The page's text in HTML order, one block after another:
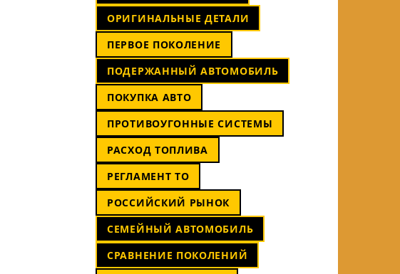
ОРИГИНАЛЬНЫЕ ДЕТАЛИ
ПЕРВОЕ ПОКОЛЕНИЕ
ПОДЕРЖАННЫЙ АВТОМОБИЛЬ
ПОКУПКА АВТО
ПРОТИВОУГОННЫЕ СИСТЕМЫ
РАСХОД ТОПЛИВА
РЕГЛАМЕНТ ТО
РОССИЙСКИЙ РЫНОК
СЕМЕЙНЫЙ АВТОМОБИЛЬ
СРАВНЕНИЕ ПОКОЛЕНИЙ